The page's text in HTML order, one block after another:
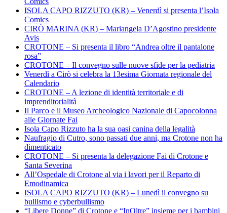
ISOLA CAPO RIZZUTO (KR) – Venerdì si presenta l’Isola
Comics
CIRÒ MARINA (KR) – Mariangela D’Agostino presidente
Avis
CROTONE – Si presenta il libro “Andrea oltre il pantalone
rosa”
CROTONE – Il convegno sulle nuove sfide per la pediatria
Venerdì a Cirò si celebra la 13esima Giornata regionale del
Calendario
CROTONE – A lezione di identità territoriale e di
imprenditorialità
Il Parco e il Museo Archeologico Nazionale di Capocolonna
alle Giornate Fai
Isola Capo Rizzuto ha la sua oasi canina della legalità
Naufragio di Cutro, sono passati due anni, ma Crotone non ha
dimenticato
CROTONE – Si presenta la delegazione Fai di Crotone e
Santa Severina
All’Ospedale di Crotone al via i lavori per il Reparto di
Emodinamica
ISOLA CAPO RIZZUTO (KR) – Lunedì il convegno su
bullismo e cyberbullismo
“Libere Donne” di Crotone e “InOltre” insieme per i bambini